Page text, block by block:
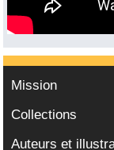
Mission
Collections
Auteurs et